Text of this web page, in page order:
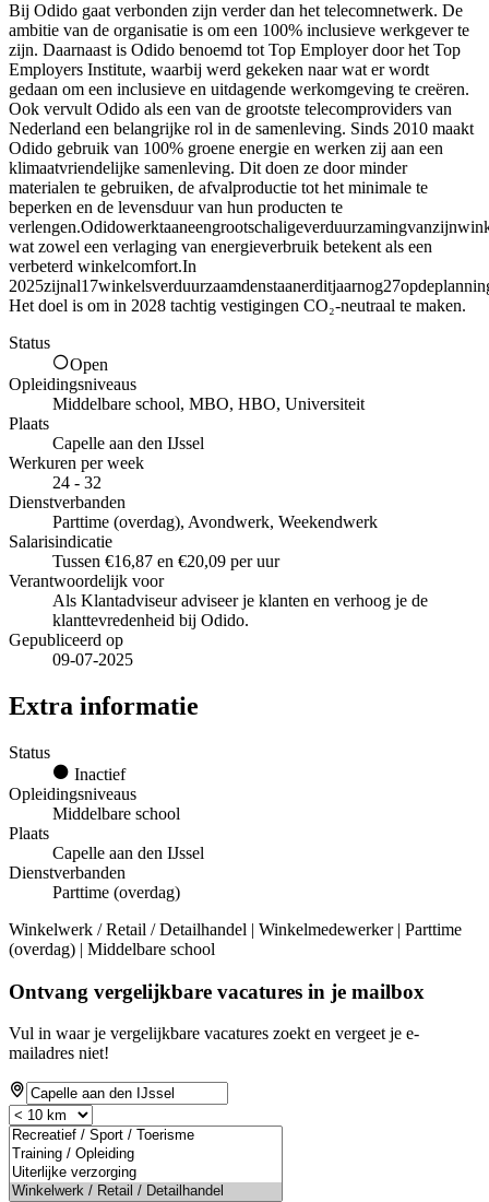
Bij Odido gaat verbonden zijn verder dan het telecomnetwerk. De
ambitie van de organisatie is om een 100% inclusieve werkgever te
zijn. Daarnaast is Odido benoemd tot Top Employer door het Top
Employers Institute, waarbij werd gekeken naar wat er wordt
gedaan om een inclusieve en uitdagende werkomgeving te creëren.
Ook vervult Odido als een van de grootste telecomproviders van
Nederland een belangrijke rol in de samenleving. Sinds 2010 maakt
Odido gebruik van 100% groene energie en werken zij aan een
klimaatvriendelijke samenleving. Dit doen ze door minder
materialen te gebruiken, de afvalproductie tot het minimale te
beperken en de levensduur van hun producten te
wat zowel een verlaging van energieverbruik betekent als een
verbeterd winkelcomfort.In
Het doel is om in 2028 tachtig vestigingen CO₂-neutraal te maken.
Status
Open
Opleidingsniveaus
Middelbare school, MBO, HBO, Universiteit
Plaats
Capelle aan den IJssel
Werkuren per week
24 - 32
Dienstverbanden
Parttime (overdag), Avondwerk, Weekendwerk
Salarisindicatie
Tussen €16,87 en €20,09 per uur
Verantwoordelijk voor
Als Klantadviseur adviseer je klanten en verhoog je de
klanttevredenheid bij Odido.
Gepubliceerd op
09-07-2025
Extra informatie
Status
Inactief
Opleidingsniveaus
Middelbare school
Plaats
Capelle aan den IJssel
Dienstverbanden
Parttime (overdag)
Winkelwerk / Retail / Detailhandel | Winkelmedewerker | Parttime
(overdag) | Middelbare school
Ontvang vergelijkbare vacatures in je mailbox
Vul in waar je vergelijkbare vacatures zoekt en vergeet je e-
mailadres niet!